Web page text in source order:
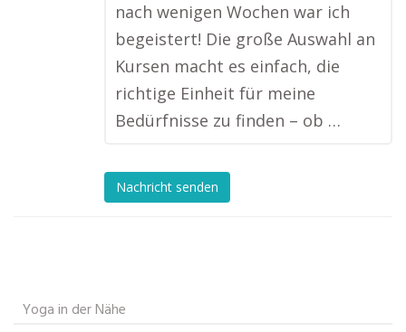
nach wenigen Wochen war ich
begeistert! Die große Auswahl an
Kursen macht es einfach, die
richtige Einheit für meine
Bedürfnisse zu finden – ob …
Nachricht senden
Yoga in der Nähe